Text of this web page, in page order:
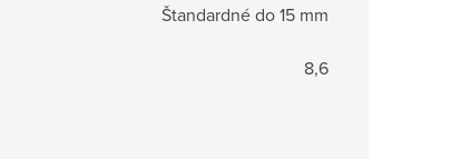
Štandardné do 15 mm
8,6